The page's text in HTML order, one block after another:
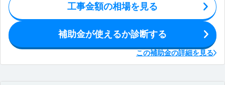
工事金額の相場を見る
補助金が使えるか診断する
この補助金の詳細を見る